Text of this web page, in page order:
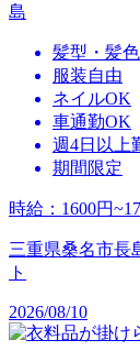
島
髪型・髪
服装自由
ネイルOK
車通勤OK
週4日以上
期間限定
時給 ： 1600円
三重県桑名市長
ト
2026/08/10